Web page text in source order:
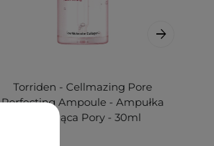
Torriden - Cellmazing Pore
Perfecting Ampoule - Ampułka
Zwężająca Pory - 30ml